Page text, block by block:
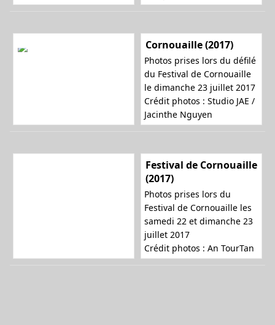
Cornouaille (2017)
Photos prises lors du défilé
du Festival de Cornouaille
le dimanche 23 juillet 2017
Crédit photos : Studio JAE /
Jacinthe Nguyen
Festival de Cornouaille
(2017)
Photos prises lors du
Festival de Cornouaille les
samedi 22 et dimanche 23
juillet 2017
Crédit photos : An TourTan